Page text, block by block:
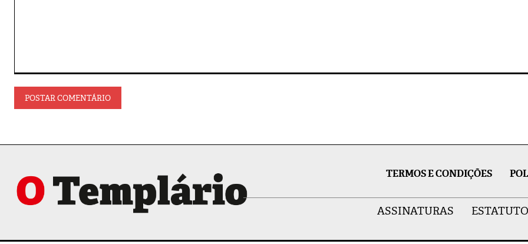
TERMOS E CONDIÇÕES
ASSINATURAS